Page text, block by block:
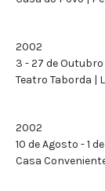
2002
3 - 27 de Outubro
Teatro Taborda |
2002
10 de Agosto - 1
Casa